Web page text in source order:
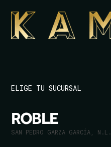
ELIGE TU SUCURSAL
ROBLE
SAN PEDRO GARZA GARCÍA, N.L.